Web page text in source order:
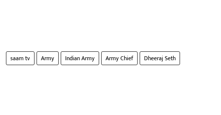
saam tv Army Indian Army Army Chief Dheeraj Seth